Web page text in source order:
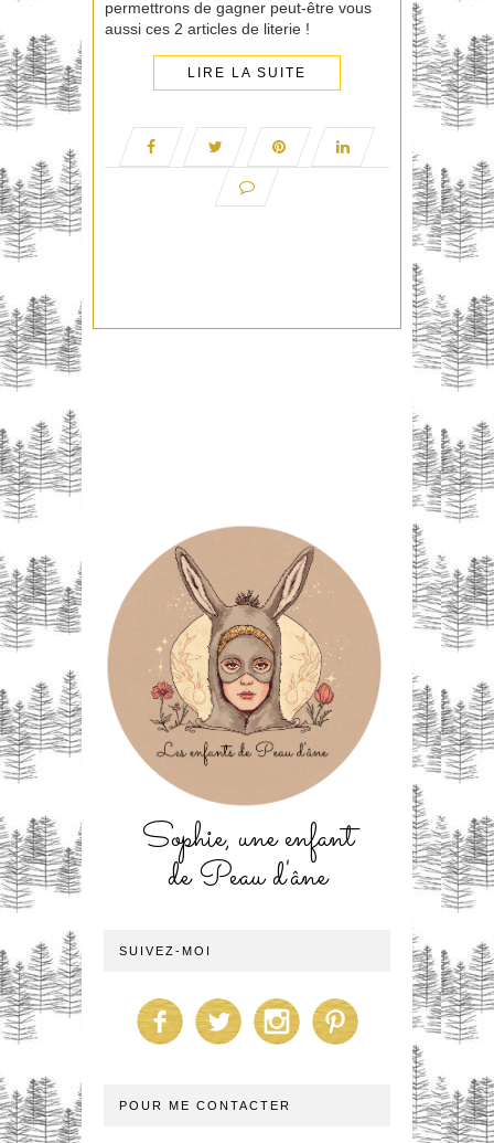
permettrons de gagner peut-être vous
aussi ces 2 articles de literie !
LIRE LA SUITE
Sophie, une enfant
de Peau d'âne
SUIVEZ-MOI
POUR ME CONTACTER